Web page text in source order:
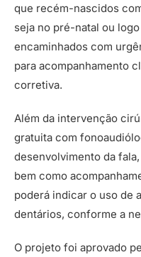
que recém-nascidos
seja no pré-natal ou
encaminhados com
para acompanhamento
corretiva.
Além da intervenção
gratuita com
desenvolvimento da
bem como
poderá indicar o uso de
dentários, conforme a
O projeto foi aprovado